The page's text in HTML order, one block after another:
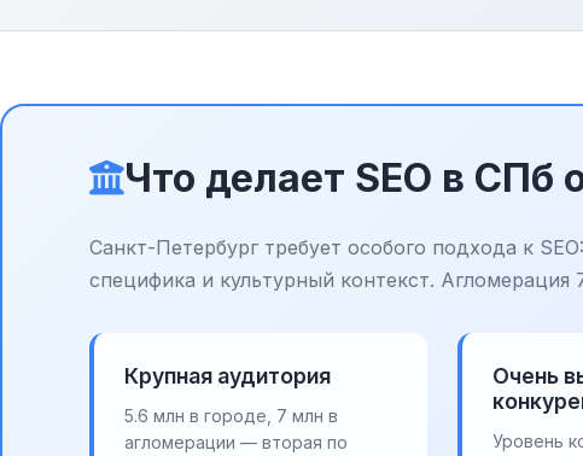
Что делает SEO в СПб
Санкт-Петербург требует особого подхода к
специфика и культурный контекст.
Крупная аудитория
5.6 млн в городе, 7 млн в
агломерации — вторая по
Очень
Уровень